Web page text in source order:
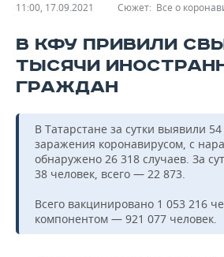
ВУЗЫ ТАТАРСТАНА
КОМУ ПРИНАДЛЕЖАТ
ТОРГОВЫЕ ЦЕНТРЫ
ТАТАРСТАНА
БАНКИ
БЮДЖЕТ
ИНВЕСТИЦИИ
ПРОМЫШЛЕННОСТИ
АГРОПРОМ
МАШИНОСТРОЕНИЕ
НЕФТЕХИМИЯ
ОПК
НОВОСТИ НЕДВИЖИМОСТИ
АВТО
НОВОСТИ АВТО
НОВОСТИ БИЗНЕСА
РОЗНИЧНАЯ ТОРГОВЛЯ
ТРАНСПОРТ
ТЕХНОЛОГИИ
НОВОСТИ ТЕХНОЛОГИЙ
МЕРОПРИЯТИЯ
НОВОСТИ МЕРОПРИЯТИЙ
СПОРТ
11:00, 17.09.2021 Сюжет: Все о
В КФУ ПРИВИЛИ
ТЫСЯЧИ
ГРАЖДАН
В Татарстане за сутки выявили 54
заражения коронавирусом, с
обнаружено 26 318 случаев. За
38 человек, всего — 22 873.
Всего вакцинировано 1 053 216
компонентом — 921 077 человек.